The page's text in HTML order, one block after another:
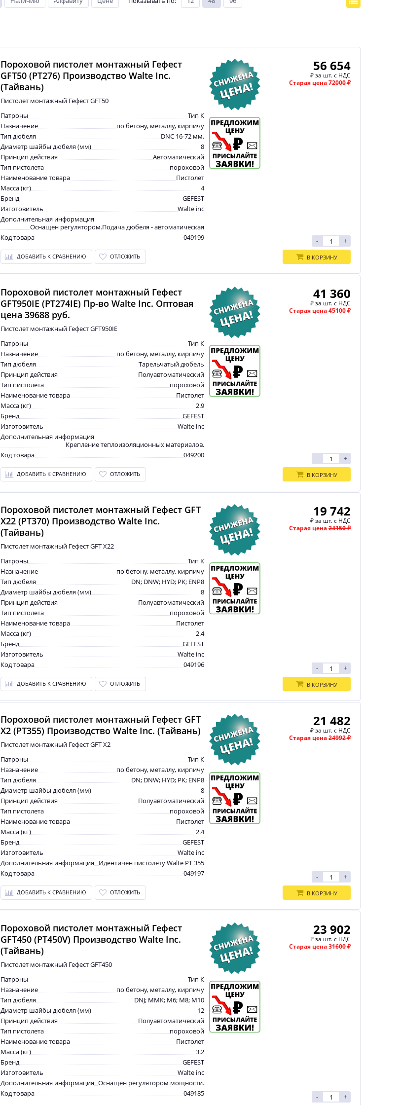
Пороховой пистолет монтажный Гефест
GFT50 (PT276) Производство Walte Inc.
(Тайвань)
Пистолет монтажный Гефест GFT50
Патроны
Тип К
Назначение
по бетону, металлу, кирпичу
Тип дюбеля
DNC 16-72 мм.
Диаметр шайбы дюбеля (мм)
8
Принцип действия
Автоматический
Тип пистолета
пороховой
Наименование товара
Пистолет
Масса (кг)
4
Бренд
GEFEST
Изготовитель
Walte inc
Дополнительная информация
Оснащен регулятором.Подача дюбеля - автоматическая
Код товара
049199
ДОБАВИТЬ К СРАВНЕНИЮ ОТЛОЖИТЬ
56 654
₽за шт. с НДС
Старая цена72000 ₽
+
-
В КОРЗИНУ
Пороховой пистолет монтажный Гефест
GFT950IE (PT274IE) Пр-во Walte Inc. Оптовая
цена 39688 руб.
Пистолет монтажный Гефест GFT950IE
Патроны
Тип К
Назначение
по бетону, металлу, кирпичу
Тип дюбеля
Тарельчатый дюбель
Принцип действия
Полуавтоматический
Тип пистолета
пороховой
Наименование товара
Пистолет
Масса (кг)
2.9
Бренд
GEFEST
Изготовитель
Walte inc
Дополнительная информация
Крепление теплоизоляционных материалов.
Код товара
049200
ДОБАВИТЬ К СРАВНЕНИЮ ОТЛОЖИТЬ
41 360
₽за шт. с НДС
Старая цена45100 ₽
+
-
В КОРЗИНУ
Пороховой пистолет монтажный Гефест GFT
X22 (PT370) Производство Walte Inc.
(Тайвань)
Пистолет монтажный Гефест GFT X22
Патроны
Тип К
Назначение
по бетону, металлу, кирпичу
Тип дюбеля
DN; DNW; HYD; PK; ENP8
Диаметр шайбы дюбеля (мм)
8
Принцип действия
Полуавтоматический
Тип пистолета
пороховой
Наименование товара
Пистолет
Масса (кг)
2.4
Бренд
GEFEST
Изготовитель
Walte inc
Код товара
049196
ДОБАВИТЬ К СРАВНЕНИЮ ОТЛОЖИТЬ
19 742
₽за шт. с НДС
Старая цена24150 ₽
+
-
В КОРЗИНУ
Пороховой пистолет монтажный Гефест GFT
X2 (PT355) Производство Walte Inc. (Тайвань)
Пистолет монтажный Гефест GFT X2
Патроны
Тип К
Назначение
по бетону, металлу, кирпичу
Тип дюбеля
DN; DNW; HYD; PK; ENP8
Диаметр шайбы дюбеля (мм)
8
Принцип действия
Полуавтоматический
Тип пистолета
пороховой
Наименование товара
Пистолет
Масса (кг)
2.4
Бренд
GEFEST
Изготовитель
Walte inc
Дополнительная информация
Идентичен пистолету Walte PT 355
Код товара
049197
ДОБАВИТЬ К СРАВНЕНИЮ ОТЛОЖИТЬ
21 482
₽за шт. с НДС
Старая цена24992 ₽
+
-
В КОРЗИНУ
Пороховой пистолет монтажный Гефест
GFT450 (PT450V) Производство Walte Inc.
(Тайвань)
Пистолет монтажный Гефест GFT450
Патроны
Тип К
Назначение
по бетону, металлу, кирпичу
Тип дюбеля
DNJ; MMK; M6; M8; M10
Диаметр шайбы дюбеля (мм)
12
Принцип действия
Полуавтоматический
Тип пистолета
пороховой
Наименование товара
Пистолет
Масса (кг)
3.2
Бренд
GEFEST
Изготовитель
Walte inc
Дополнительная информация Оснащен регулятором мощности.
Код товара
049185
23 902
₽за шт. с НДС
Старая цена31600 ₽
+
-